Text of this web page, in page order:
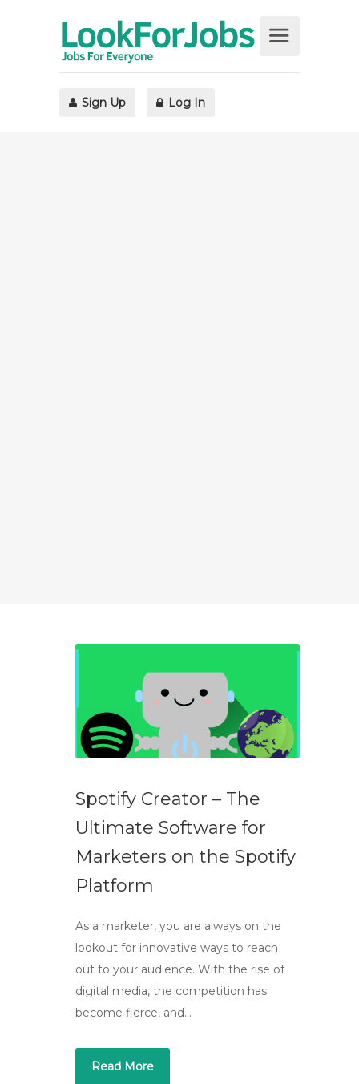
Sign Up Log In
Spotify Creator – The
Ultimate Software for
Marketers on the Spotify
Platform
As a marketer, you are always on the
lookout for innovative ways to reach
out to your audience. With the rise of
digital media, the competition has
become fierce, and…
Read More